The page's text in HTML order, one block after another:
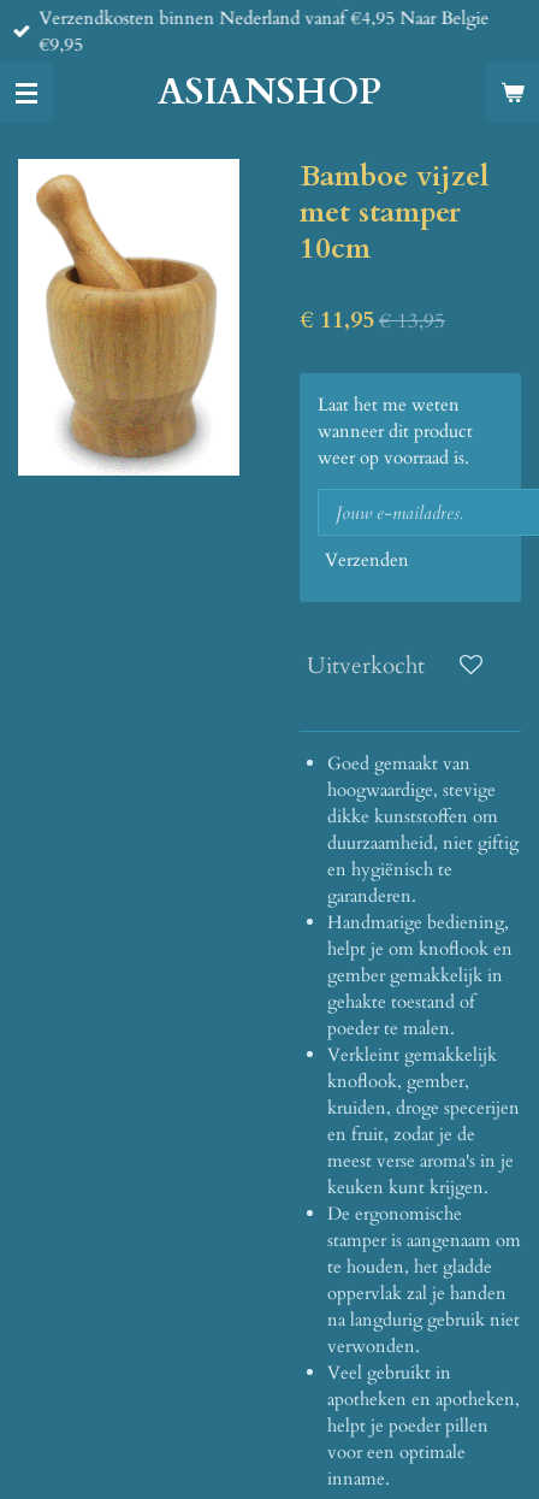
Ga
direct
de
ASIANSHOP
Verzendkosten binnen Nederland vanaf €4,95 Naar Belgie
€9,95
Bamboe vijzel
met stamper
10cm
€ 11,95€ 13,95
Laat het me weten
wanneer dit product
weer op voorraad is.
Verzenden
Uitverkocht
Goed gemaakt van
hoogwaardige, stevige
dikke kunststoffen om
duurzaamheid, niet giftig
en hygiënisch te
garanderen.
Handmatige bediening,
helpt je om knoflook en
gember gemakkelijk in
gehakte toestand of
poeder te malen.
Verkleint gemakkelijk
knoflook, gember,
kruiden, droge specerijen
en fruit, zodat je de
meest verse aroma's in je
keuken kunt krijgen.
De ergonomische
stamper is aangenaam om
te houden, het gladde
oppervlak zal je handen
na langdurig gebruik niet
verwonden.
Veel gebruikt in
apotheken en apotheken,
helpt je poeder pillen
voor een optimale
inname.